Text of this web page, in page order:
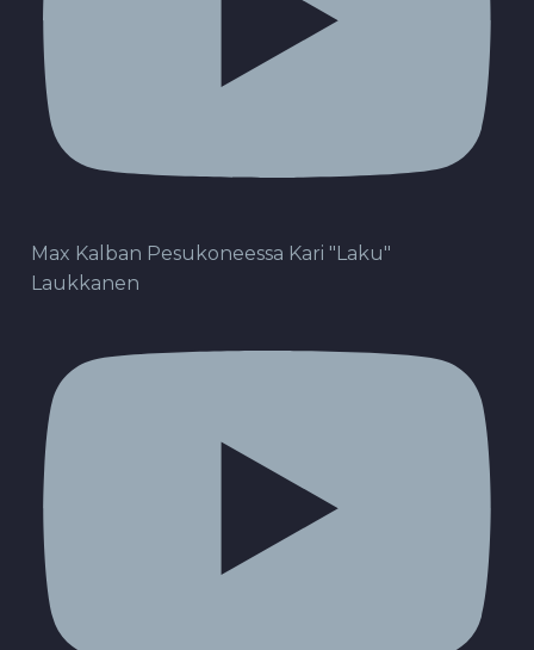
Max Kalban Pesukoneessa Kari "Laku"
Laukkanen